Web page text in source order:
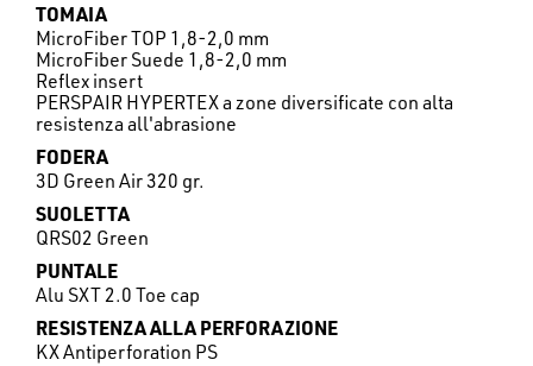
TOMAIA
MicroFiber TOP 1,8-2,0 mm
MicroFiber Suede 1,8-2,0 mm
Reflex insert
PERSPAIR HYPERTEX a zone diversificate con alta
resistenza all'abrasione
FODERA
3D Green Air 320 gr.
SUOLETTA
QRS02 Green
PUNTALE
Alu SXT 2.0 Toe cap
RESISTENZA ALLA PERFORAZIONE
KX Antiperforation PS